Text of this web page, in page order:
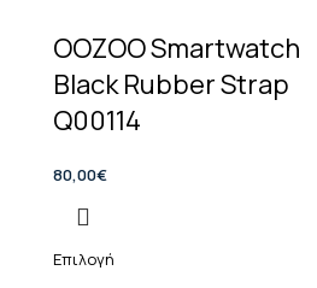
OOZOO Smartwatch
Black Rubber Strap
Q00114
80,00€
Επιλογή